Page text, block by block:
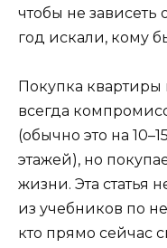
чтобы не зависеть
год искали, кому
Покупка квартиры
всегда
(обычно это на
этажей), но
жизни. Эта статья
из учебников по
кто прямо сейчас